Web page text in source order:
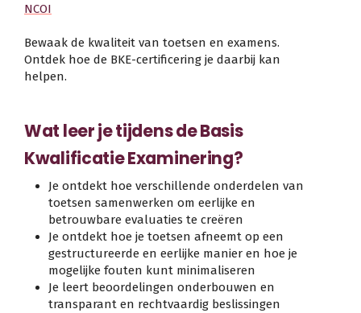
NCOI
Bewaak de kwaliteit van toetsen en examens.
Ontdek hoe de BKE-certificering je daarbij kan
helpen.
Wat leer je tijdens de Basis
Kwalificatie Examinering?
Je ontdekt hoe verschillende onderdelen van
toetsen samenwerken om eerlijke en
betrouwbare evaluaties te creëren
Je ontdekt hoe je toetsen afneemt op een
gestructureerde en eerlijke manier en hoe je
mogelijke fouten kunt minimaliseren
Je leert beoordelingen onderbouwen en
transparant en rechtvaardig beslissingen